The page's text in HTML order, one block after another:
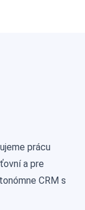
prácu
a pre
CRM s